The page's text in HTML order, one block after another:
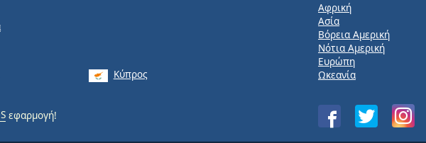
Κύπρος
εφαρμογή!
Αφρική
Ασία
Βόρεια Αμερική
Νότια Αμερική
Ευρώπη
Ωκεανία